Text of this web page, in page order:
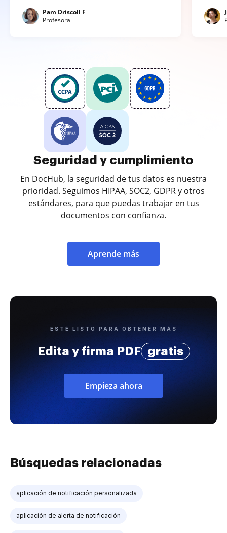
Pam Driscoll F
Profesora
Seguridad y cumplimiento
En DocHub, la seguridad de tus datos es nuestra
prioridad. Seguimos HIPAA, SOC2, GDPR y otros
estándares, para que puedas trabajar en tus
documentos con confianza.
Aprende más
ESTÉ LISTO PARA OBTENER MÁS
Edita y firma PDF gratis
Empieza ahora
Búsquedas relacionadas
aplicación de notificación personalizada
aplicación de alerta de notificación